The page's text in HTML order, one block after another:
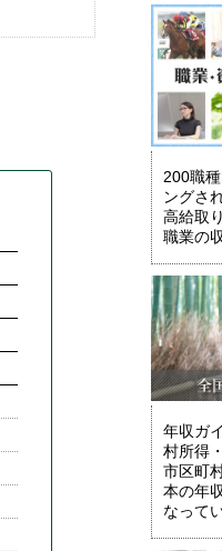
200職
ングさ
高給取
職業の
年収ガ
村所得
市区町
本の年
なって